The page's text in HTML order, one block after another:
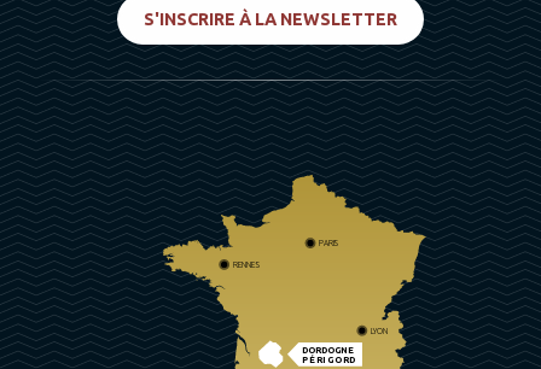
S'INSCRIRE À LA NEWSLETTER
DORDOGNE
PÉRIGORD
PARIS
RENNES
LYON